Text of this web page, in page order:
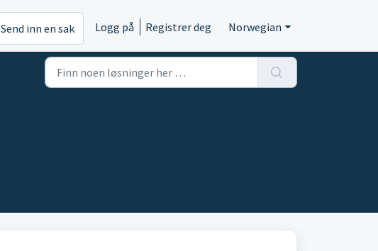
Send inn en sak Logg på Registrer deg Norwegian